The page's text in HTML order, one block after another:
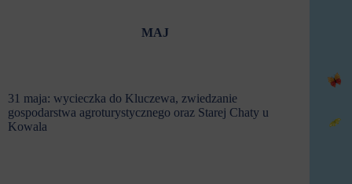
MAJ
31 maja: wycieczka do Kluczewa, zwiedzanie
gospodarstwa agroturystycznego oraz Starej Chaty u
Kowala